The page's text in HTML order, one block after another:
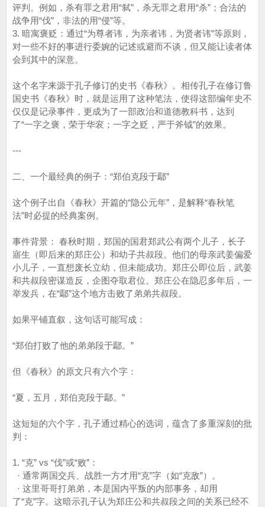
评判。例如，杀有罪之君用“弑”，杀无罪之君用“杀”；合法的
战争用“伐”，非法的用“侵”等。
3. 暗寓褒贬：通过“为尊者讳，为亲者讳，为贤者讳”等原则，
对一些不好的事进行委婉的记述或避而不谈，但又能让读者体
会到其中的深意。
这个名字来源于孔子修订的史书《春秋》。相传孔子在修订鲁
国史书《春秋》时，就是运用了这种笔法，使得这部编年史不
仅仅是记录事件，更成为了一部政治和道德教科书，达到
了“一字之褒，荣于华衮；一字之贬，严于斧钺”的效果。
---
二、一个最经典的例子：“郑伯克段于鄢”
这个例子出自《春秋》开篇的“隐公元年”，是解释“春秋笔
法”时必提的经典案例。
事件背景： 春秋时期，郑国的国君郑武公有两个儿子，长子
寤生（即后来的郑庄公）和幼子共叔段。他们的母亲武姜偏爱
小儿子，一直想废长立幼，但未能成功。郑庄公即位后，武姜
和共叔段密谋造反，企图夺取君位。郑庄公在隐忍多年后，一
举发兵，在“鄢”这个地方击败了弟弟共叔段。
如果平铺直叙，这句话可能写成：
“郑伯打败了他的弟弟段于鄢。”
但《春秋》的原文只有六个字：
“夏，五月，郑伯克段于鄢。”
这短短的六个字，孔子通过精心的选词，蕴含了多重深刻的批
判：
1. “克” vs “伐”或“败”：
· 通常两国交兵、战胜一方才用“克”字（如“克敌”）。
· 这里哥哥打弟弟，本是国内平叛的内部事务，却用
了“克”字。这暗示孔子认为郑庄公和共叔段之间的关系已经不